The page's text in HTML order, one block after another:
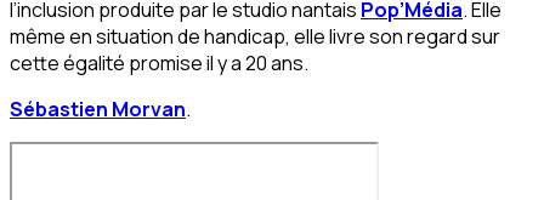
l’inclusion produite par le studio nantais Pop’Média. Elle
même en situation de handicap, elle livre son regard sur
cette égalité promise il y a 20 ans.
Sébastien Morvan.